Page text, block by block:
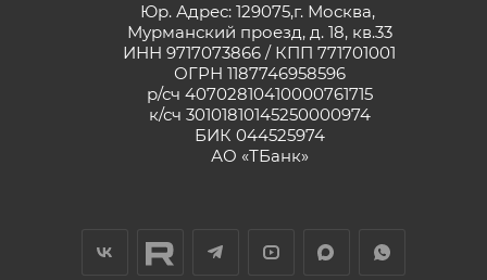
Юр. Адрес: 129075,г. Москва,
Мурманский проезд, д. 18, кв.33
ИНН 9717073866 / КПП 771701001
ОГРН 1187746958596
р/сч 40702810410000761715
к/сч 30101810145250000974
БИК 044525974
АО «ТБанк»